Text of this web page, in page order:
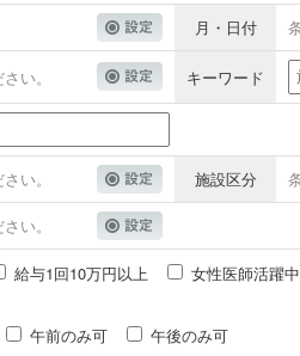
月・日付
い。 キーワード
い。 施設区分
い。
給与1回10万円以上 女性医師活躍中
午前のみ可 午後のみ可